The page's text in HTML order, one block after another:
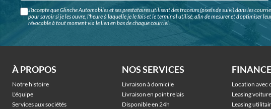
J'accepte que Glinche Automobiles et ses prestataires utilisent des traceurs (pixels de suivi) dans les
pour savoir si je les ouvre, l'heure à laquelle je le fais et le terminal utilisé, afin de mesurer et d'optimiser
révocable à tout moment via le lien en bas de chaque courriel.
À PROPOS
Notre histoire
L'équipe
Services aux sociétés
NOS SERVICES
Livraison à domicile
Livraison en point relais
Disponible en 24h
Location avec
Leasing voiture
Leasing